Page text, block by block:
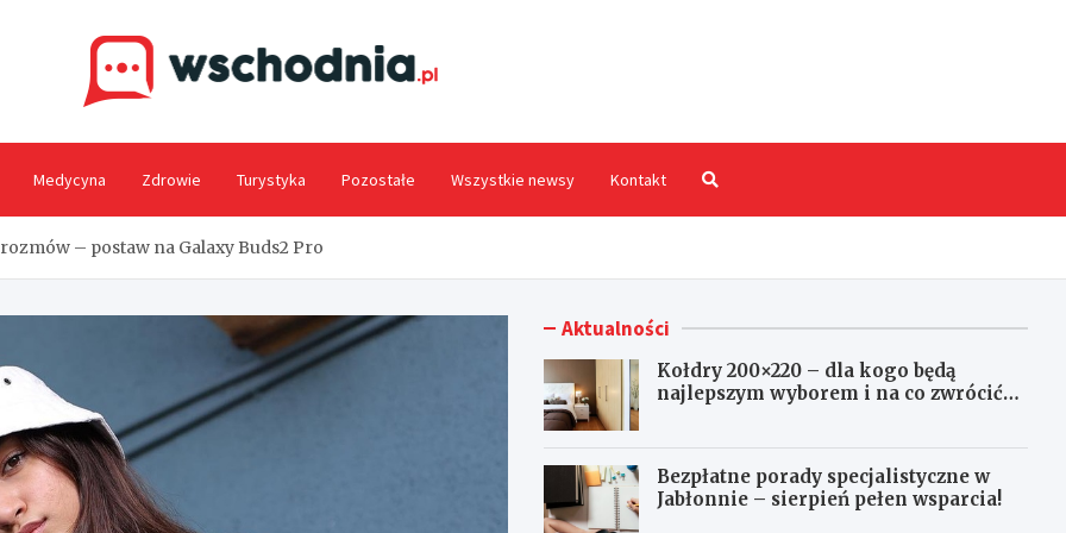
Medycyna Zdrowie Turystyka Pozostałe Wszystkie newsy Kontakt
– postaw na Galaxy Buds2 Pro
Aktualności
Kołdry 200×220 – dla kogo będą
najlepszym wyborem i na co zwrócić
Bezpłatne porady specjalistyczne w
Jabłonnie – sierpień pełen wsparcia!